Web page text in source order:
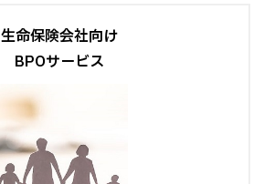
生命保険会社向け
BPOサービス